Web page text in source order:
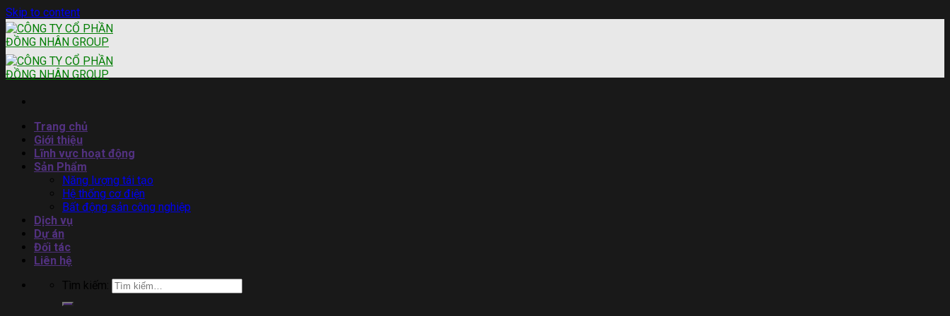
Skip to content
Trang chủ
Giới thiệu
Lĩnh vực hoạt động
Sản Phẩm
Năng lượng tái tạo
Hệ thống cơ điện
Bất động sản công nghiệp
Dịch vụ
Dự án
Đối tác
Liên hệ
Tìm kiếm: